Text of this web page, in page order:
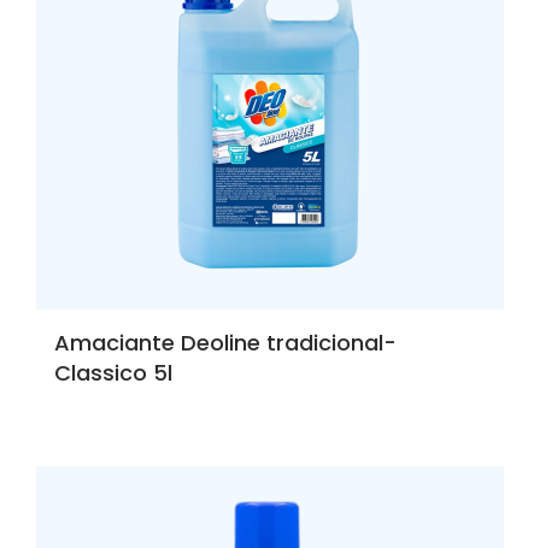
Amaciante Deoline tradicional-
Classico 5l